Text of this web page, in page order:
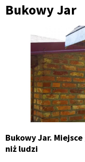
Bukowy Jar
Bukowy Jar.
niż ludzi